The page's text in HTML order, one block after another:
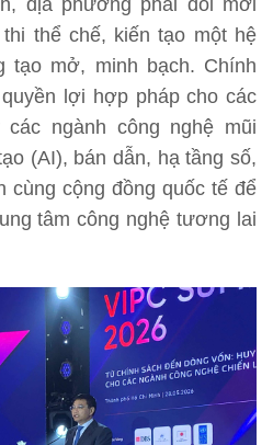
địa phương phải đổi mới
thể chế, kiến tạo một hệ
tạo mở, minh bạch. Chính
lợi hợp pháp cho các
ngành công nghệ mũi
(AI), bán dẫn, hạ tầng số,
cùng cộng đồng quốc tế để
tâm công nghệ tương lai